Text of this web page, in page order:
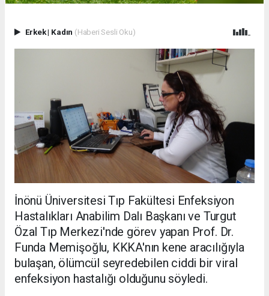
Erkek| Kadın (Haberi Sesli Oku)
İnönü Üniversitesi Tıp Fakültesi Enfeksiyon
Hastalıkları Anabilim Dalı Başkanı ve Turgut
Özal Tıp Merkezi'nde görev yapan Prof. Dr.
Funda Memişoğlu, KKKA'nın kene aracılığıyla
bulaşan, ölümcül seyredebilen ciddi bir viral
enfeksiyon hastalığı olduğunu söyledi.